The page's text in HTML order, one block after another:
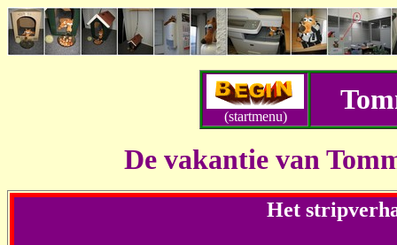
(startmenu)
De vakantie van
Het